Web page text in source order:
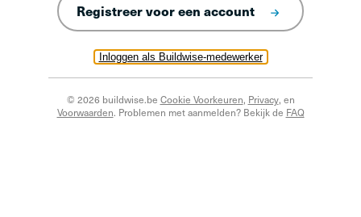
Inloggen als Buildwise-medewerker
Registreer voor een account
© 2026 buildwise.be Cookie Voorkeuren, Privacy, en
Voorwaarden. Problemen met aanmelden? Bekijk de FAQ